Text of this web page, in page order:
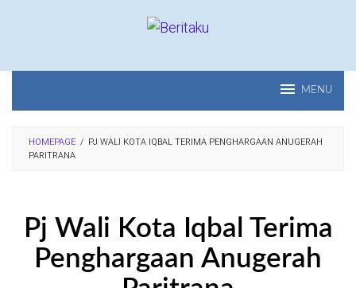
MENU
HOMEPAGE /
PJ WALI KOTA IQBAL TERIMA PENGHARGAAN ANUGERAH
PARITRANA
Pj Wali Kota Iqbal Terima
Penghargaan Anugerah